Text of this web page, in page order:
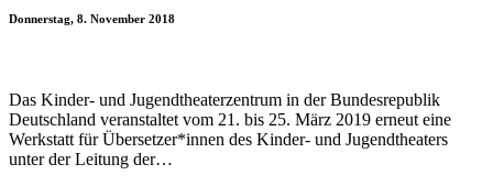
Donnerstag, 8. November 2018
Das Kinder- und Jugendtheaterzentrum in der Bundesrepublik
Deutschland veranstaltet vom 21. bis 25. März 2019 erneut eine
Werkstatt für Übersetzer*innen des Kinder- und Jugendtheaters
unter der Leitung der…